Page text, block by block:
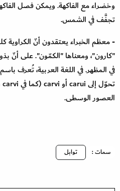
وخضراء مع الفاكهة. ويمكن فصل
تجفَّف في الشمس.
- معظم الخبراء يعتقدون أنّ الكراوية
"كارون"، ومعناها "الكمّون". على أنّ
العصور الوسطى.
سمات : توابل